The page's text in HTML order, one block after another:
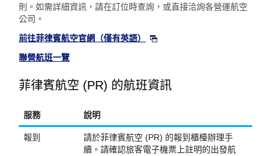
則。如需詳細資訊，請在訂位時查詢，或直接洽詢各營運航空
公司。
前往菲律賓航空官網（僅有英語）
聯營航班一覽
菲律賓航空 (PR) 的航班資訊
服務 說明
報到
請於菲律賓航空 (PR) 的報到櫃檯辦理手
續。請確認旅客電子機票上註明的出發航